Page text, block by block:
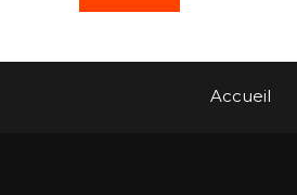
Accueil